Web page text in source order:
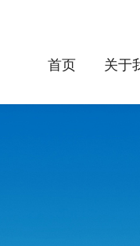
首页 关于